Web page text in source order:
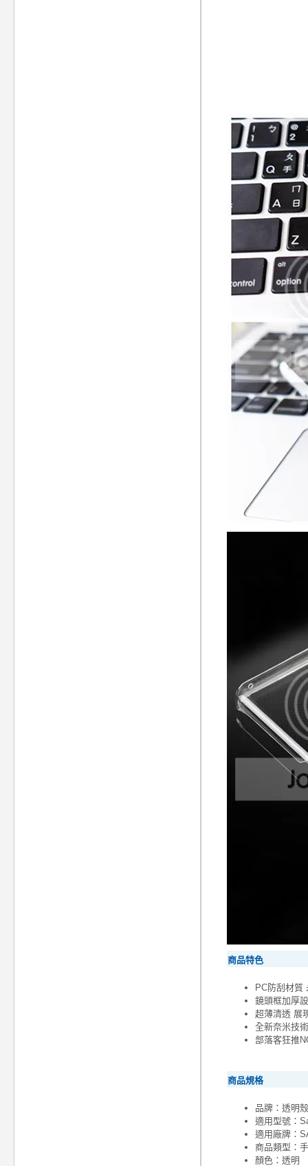
商品特色
PC防刮材質
鏡頭框加厚
超薄清透 展
全新奈米技
部落客狂推
商品規格
品牌：透明
適用型號：
適用廠牌：
商品類型：
顏色：透明